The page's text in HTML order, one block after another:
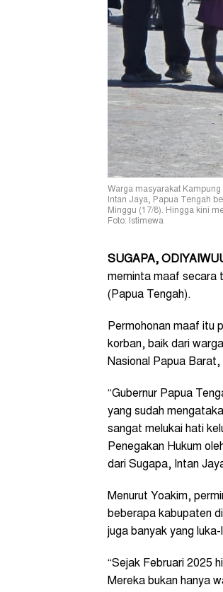
Warga masyarakat
Intan Jaya, Papua Tengah
Minggu (17/8). Hingga kini
Foto: Istimewa
SUGAPA,
meminta maaf secara
(Papua Tengah).
Permohonan maaf itu
korban, baik dari
Nasional Papua
“Gubernur Papua
yang sudah
sangat melukai hati
Penegakan Hukum
dari Sugapa, Intan
Menurut Yoakim,
beberapa kabupaten
juga banyak yang
“Sejak Februari 2025
Mereka bukan hanya